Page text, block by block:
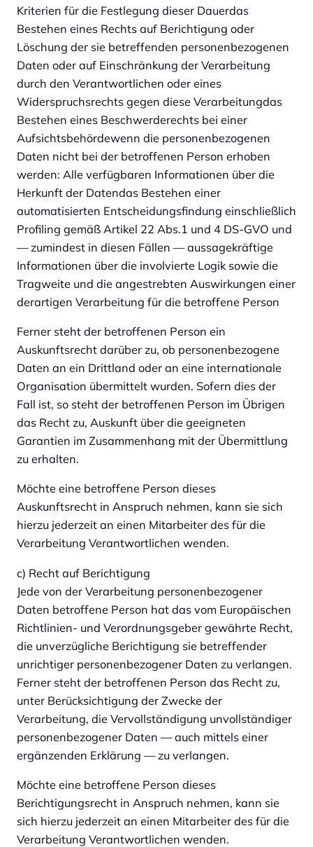
Kriterien für die Festlegung dieser Dauerdas
Bestehen eines Rechts auf Berichtigung oder
Löschung der sie betreffenden personenbezogenen
Daten oder auf Einschränkung der Verarbeitung
durch den Verantwortlichen oder eines
Widerspruchsrechts gegen diese Verarbeitungdas
Bestehen eines Beschwerderechts bei einer
Aufsichtsbehördewenn die personenbezogenen
Daten nicht bei der betroffenen Person erhoben
werden: Alle verfügbaren Informationen über die
Herkunft der Datendas Bestehen einer
automatisierten Entscheidungsfindung einschließlich
Profiling gemäß Artikel 22 Abs.1 und 4 DS-GVO und
— zumindest in diesen Fällen — aussagekräftige
Informationen über die involvierte Logik sowie die
Tragweite und die angestrebten Auswirkungen einer
derartigen Verarbeitung für die betroffene Person
Ferner steht der betroffenen Person ein
Auskunftsrecht darüber zu, ob personenbezogene
Daten an ein Drittland oder an eine internationale
Organisation übermittelt wurden. Sofern dies der
Fall ist, so steht der betroffenen Person im Übrigen
das Recht zu, Auskunft über die geeigneten
Garantien im Zusammenhang mit der Übermittlung
zu erhalten.
Möchte eine betroffene Person dieses
Auskunftsrecht in Anspruch nehmen, kann sie sich
hierzu jederzeit an einen Mitarbeiter des für die
Verarbeitung Verantwortlichen wenden.
c) Recht auf Berichtigung
Jede von der Verarbeitung personenbezogener
Daten betroffene Person hat das vom Europäischen
Richtlinien- und Verordnungsgeber gewährte Recht,
die unverzügliche Berichtigung sie betreffender
unrichtiger personenbezogener Daten zu verlangen.
Ferner steht der betroffenen Person das Recht zu,
unter Berücksichtigung der Zwecke der
Verarbeitung, die Vervollständigung unvollständiger
personenbezogener Daten — auch mittels einer
ergänzenden Erklärung — zu verlangen.
Möchte eine betroffene Person dieses
Berichtigungsrecht in Anspruch nehmen, kann sie
sich hierzu jederzeit an einen Mitarbeiter des für die
Verarbeitung Verantwortlichen wenden.